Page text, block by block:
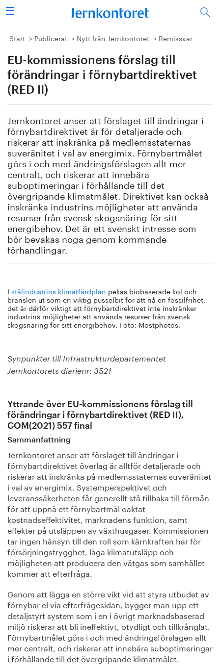
Sök
Stålindustrin
Vision 2050
Forskning/utbildning
Vi tycker
Publicerat
Bildbank
Om oss
Start Publicerat Nytt från Jernkontoret Remissvar
EU-kommissionens förslag till
förändringar i förnybartdirektivet
(RED II)
Jernkontoret anser att förslaget till ändringar i
förnybartdirektivet är för detaljerade och
riskerar att inskränka på medlemsstaternas
suveränitet i val av energimix. Förnybartmålet
görs i och med ändringsförslagen allt mer
centralt, och riskerar att innebära
suboptimeringar i förhållande till det
övergripande klimatmålet. Direktivet kan också
inskränka industrins möjligheter att använda
resurser från svensk skogsnäring för sitt
energibehov. Det är ett svenskt intresse som
bör bevakas noga genom kommande
förhandlingar.
I stålindustrins klimatfärdplan pekas biobaserade kol och
bränslen ut som en viktig pusselbit för att nå en fossilfrihet,
det är därför viktigt att förnybartdirektivet inte inskränker
industrins möjligheter att använda resurser från svensk
skogsnäring för sitt energibehov. Foto: Mostphotos.
Synpunkter till Infrastrukturdepartementet
Jernkontorets diarienr: 3521
Yttrande över EU-kommissionens förslag till
förändringar i förnybartdirektivet (RED II),
COM(2021) 557 final
Sammanfattning
Jernkontoret anser att förslaget till ändringar i
förnybartdirektivet överlag är alltför detaljerade och
riskerar att inskränka på medlemsstaternas suveränitet
i val av energimix. Systemperspektivet och
leveranssäkerheten får generellt stå tillbaka till förmån
för att uppnå ett förnybartmål oaktat
kostnadseffektivitet, marknadens funktion, samt
effekter på utsläppen av växthusgaser. Kommissionen
tar ingen hänsyn till den roll som kärnkraften har för
försörjningstrygghet, låga klimatutsläpp och
möjligheten att producera den vätgas som samhället
kommer att efterfråga.
Genom att lägga en större vikt vid att styra utbudet av
förnybar el via efterfrågesidan, bygger man upp ett
detaljstyrt system som i en i övrigt marknadsbaserad
miljö riskerar att bli ineffektivt, otydligt och tillkrånglat.
Förnybartmålet görs i och med ändringsförslagen allt
mer centralt, och riskerar att innebära suboptimeringar
i förhållande till det övergripande klimatmålet.